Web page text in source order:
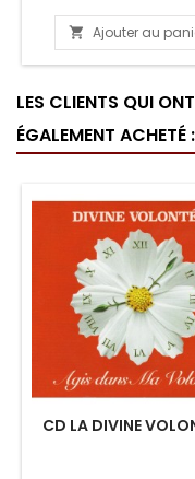
 Ajouter au
LES CLIENTS QUI
ÉGALEMENT ACHETÉ :
CD LA DIVINE